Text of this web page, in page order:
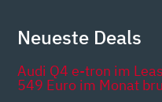
Neueste Deals
Audi Q4 e-tron im
549 Euro im Monat